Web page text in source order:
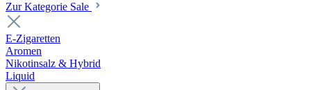
Zur Kategorie Sale
E-Zigaretten
Aromen
Nikotinsalz & Hybrid
Liquid